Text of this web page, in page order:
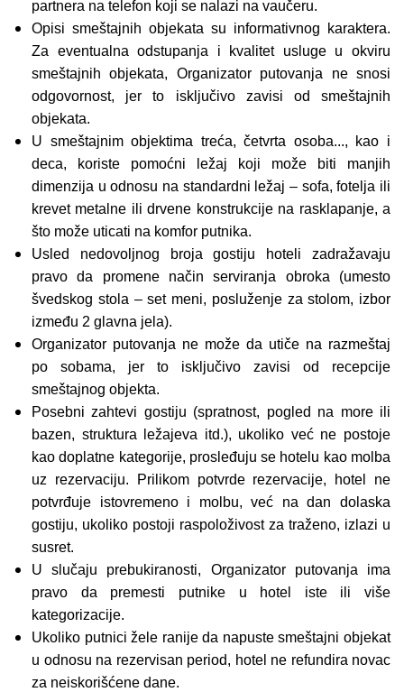
partnera na telefon koji se nalazi na vaučeru.
Opisi smeštajnih objekata su informativnog karaktera.
Za eventualna odstupanja i kvalitet usluge u okviru
smeštajnih objekata, Organizator putovanja ne snosi
odgovornost, jer to isključivo zavisi od smeštajnih
objekata.
U smeštajnim objektima treća, četvrta osoba..., kao i
deca, koriste pomoćni ležaj koji može biti manjih
dimenzija u odnosu na standardni ležaj – sofa, fotelja ili
krevet metalne ili drvene konstrukcije na rasklapanje, a
što može uticati na komfor putnika.
Usled nedovoljnog broja gostiju hoteli zadražavaju
pravo da promene način serviranja obroka (umesto
švedskog stola – set meni, posluženje za stolom, izbor
između 2 glavna jela).
Organizator putovanja ne može da utiče na razmeštaj
po sobama, jer to isključivo zavisi od recepcije
smeštajnog objekta.
Posebni zahtevi gostiju (spratnost, pogled na more ili
bazen, struktura ležajeva itd.), ukoliko već ne postoje
kao doplatne kategorije, prosleđuju se hotelu kao molba
uz rezervaciju. Prilikom potvrde rezervacije, hotel ne
potvrđuje istovremeno i molbu, već na dan dolaska
gostiju, ukoliko postoji raspoloživost za traženo, izlazi u
susret.
U slučaju prebukiranosti, Organizator putovanja ima
pravo da premesti putnike u hotel iste ili više
kategorizacije.
Ukoliko putnici žele ranije da napuste smeštajni objekat
u odnosu na rezervisan period, hotel ne refundira novac
za neiskorišćene dane.